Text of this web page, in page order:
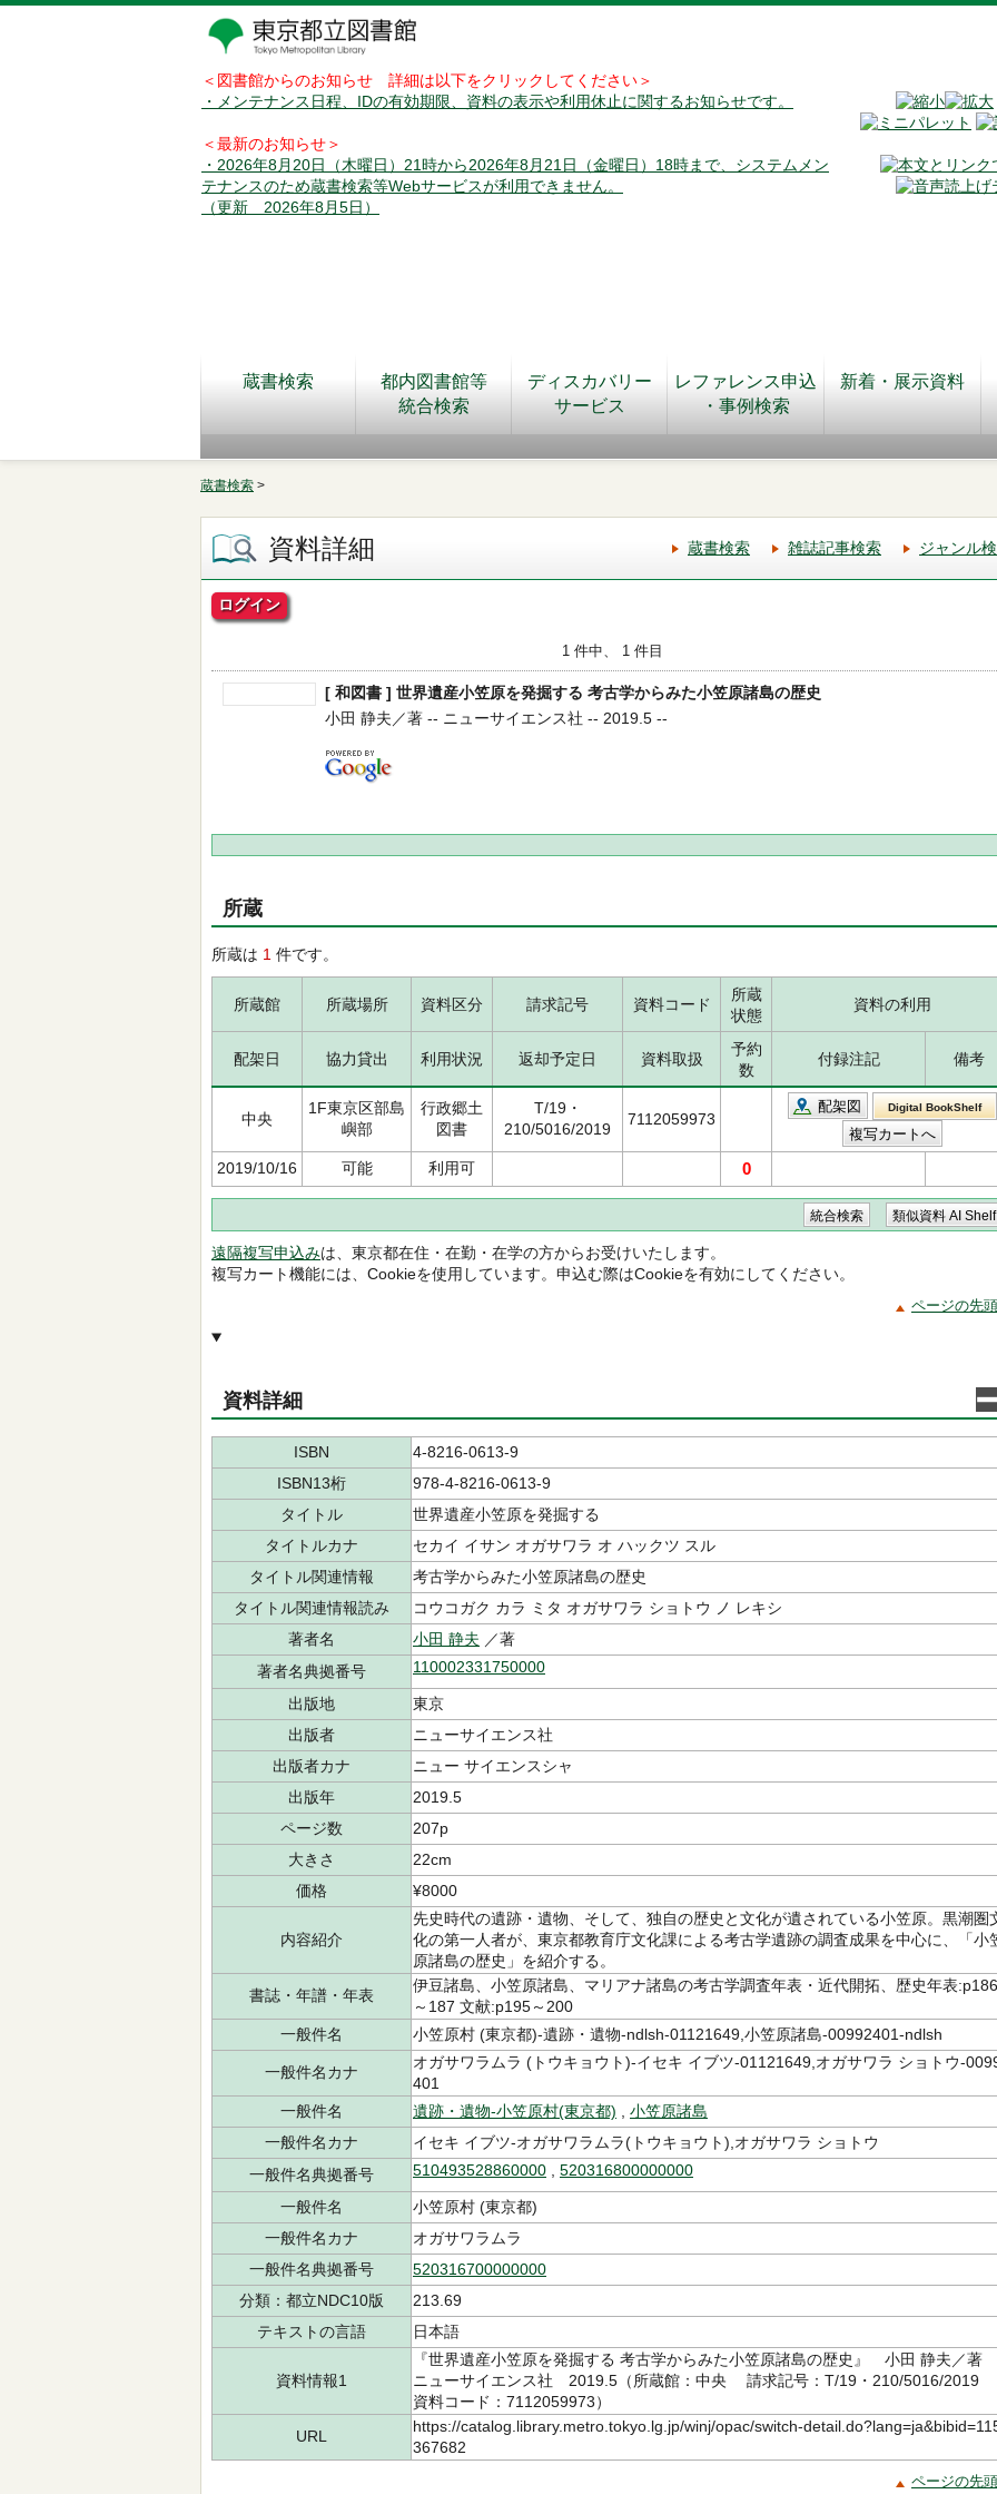
＜図書館からのお知らせ 詳細は以下をクリックしてください＞
・メンテナンス日程、IDの有効期限、資料の表示や利用休止に関するお知らせです。
＜最新のお知らせ＞
・2026年8月20日（木曜日）21時から2026年8月21日（金曜日）18時まで、システムメン
テナンスのため蔵書検索等Webサービスが利用できません。
（更新 2026年8月5日）
蔵書検索
都内図書館等
統合検索
ディスカバリー
サービス
レファレンス申込
・事例検索
新着・展示資料
蔵書検索 >
資料詳細 蔵書検索 雑誌記事検索 ジャンル
ログイン
1 件中、 1 件目
[ 和図書 ] 世界遺産小笠原を発掘する 考古学からみた小笠原諸島の歴史
小田 静夫／著 -- ニューサイエンス社 -- 2019.5 --
所蔵
所蔵は 1 件です。
所蔵館 所蔵場所 資料区分 請求記号 資料コード
所蔵
状態
資料の利用
配架日 協力貸出 利用状況 返却予定日 資料取扱
予約
数
付録注記 備考
中央
1F東京区部島
嶼部
行政郷土
図書
T/19・
210/5016/2019
7112059973
配架図 Digital BookShelf
2019/10/16 可能 利用可 0
遠隔複写申込みは、東京都在住・在勤・在学の方からお受けいたします。
複写カート機能には、Cookieを使用しています。申込む際はCookieを有効にしてください。
ページの先
資料詳細
ISBN
4-8216-0613-9
ISBN13桁
978-4-8216-0613-9
タイトル
世界遺産小笠原を発掘する
タイトルカナ
セカイ イサン オガサワラ オ ハックツ スル
タイトル関連情報
考古学からみた小笠原諸島の歴史
タイトル関連情報読み
コウコガク カラ ミタ オガサワラ ショトウ ノ レキシ
著者名
小田 静夫 ／著
著者名典拠番号
110002331750000
出版地
東京
出版者
ニューサイエンス社
出版者カナ
ニュー サイエンスシャ
出版年
2019.5
ページ数
207p
大きさ
22cm
価格
¥8000
内容紹介
先史時代の遺跡・遺物、そして、独自の歴史と文化が遺されている小笠原。黒潮圏
化の第一人者が、東京都教育庁文化課による考古学遺跡の調査成果を中心に、「小
原諸島の歴史」を紹介する。
書誌・年譜・年表
伊豆諸島、小笠原諸島、マリアナ諸島の考古学調査年表・近代開拓、歴史年表:p186
～187 文献:p195～200
一般件名
小笠原村 (東京都)-遺跡・遺物-ndlsh-01121649,小笠原諸島-00992401-ndlsh
一般件名カナ
オガサワラムラ (トウキョウト)-イセキ イブツ-01121649,オガサワラ ショトウ-
401
一般件名
遺跡・遺物-小笠原村(東京都)
小笠原諸島
一般件名カナ
イセキ イブツ-オガサワラムラ(トウキョウト),オガサワラ ショトウ
一般件名典拠番号
510493528860000 520316800000000
一般件名
小笠原村 (東京都)
一般件名カナ
オガサワラムラ
一般件名典拠番号
520316700000000
分類：都立NDC10版
213.69
テキストの言語
日本語
資料情報1
『世界遺産小笠原を発掘する 考古学からみた小笠原諸島の歴史』 小田 静夫／
ニューサイエンス社 2019.5（所蔵館：中央 請求記号：T/19・210/5016/2019
資料コード：7112059973）
URL
https://catalog.library.metro.tokyo.lg.jp/winj/opac/switch-
367682
ページの先